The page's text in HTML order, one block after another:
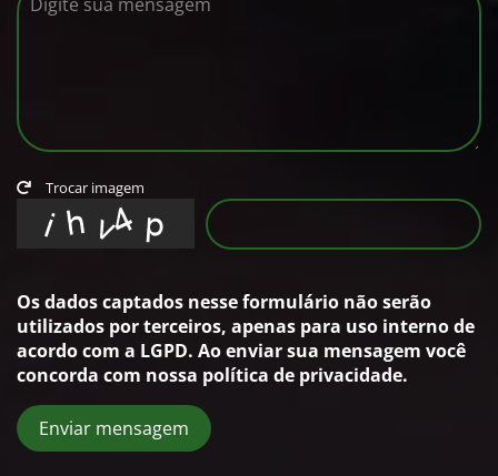
Trocar imagem
Os dados captados nesse formulário não serão
utilizados por terceiros, apenas para uso interno de
acordo com a LGPD. Ao enviar sua mensagem você
concorda com nossa política de privacidade.
Enviar mensagem